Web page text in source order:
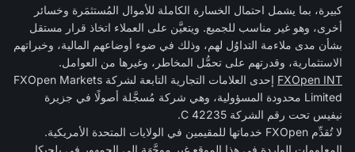
كبيرة، بما يشمل احتمال الخسارة الكاملة للأموال المُستثمَرة وخسائر
أخرى، وهو غير مناسب للجميع. ويتعيَّن على العملاء اتخاذ قرار مستقل
بشأن مدى ملاءمة التداوُل لهم، وذلك في ضوء أوضاعهم المالية، وخبراتهم
الاستثمارية، وقدرتهم على تحمُّل المخاطر، وغيرها من العوامل.
FXOpen INT
إحدى العلامات التجارية التابعة لشركة FXOpen Markets
Limited محدودة المسؤولية، وهي شركة مُسجَّلة أصولًا في جزيرة
نيفيس تحت رقم الشركة C 42235.
لا تُقدِّم FXOpen خدماتها للمقيمين في الولايات المتحدة الأمريكية.
المعلومات الواردة في هذا الموقع غير موجَّهَة إلى الجمهور في بلجيكا